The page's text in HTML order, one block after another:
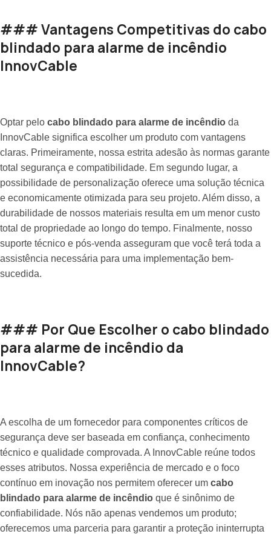
### Vantagens Competitivas do cabo
blindado para alarme de incêndio
InnovCable
Optar pelo cabo blindado para alarme de incêndio da
InnovCable significa escolher um produto com vantagens
claras. Primeiramente, nossa estrita adesão às normas garante
total segurança e compatibilidade. Em segundo lugar, a
possibilidade de personalização oferece uma solução técnica
e economicamente otimizada para seu projeto. Além disso, a
durabilidade de nossos materiais resulta em um menor custo
total de propriedade ao longo do tempo. Finalmente, nosso
suporte técnico e pós-venda asseguram que você terá toda a
assistência necessária para uma implementação bem-
sucedida.
### Por Que Escolher o cabo blindado
para alarme de incêndio da
InnovCable?
A escolha de um fornecedor para componentes críticos de
segurança deve ser baseada em confiança, conhecimento
técnico e qualidade comprovada. A InnovCable reúne todos
esses atributos. Nossa experiência de mercado e o foco
contínuo em inovação nos permitem oferecer um cabo
blindado para alarme de incêndio que é sinônimo de
confiabilidade. Nós não apenas vendemos um produto;
oferecemos uma parceria para garantir a proteção ininterrupta